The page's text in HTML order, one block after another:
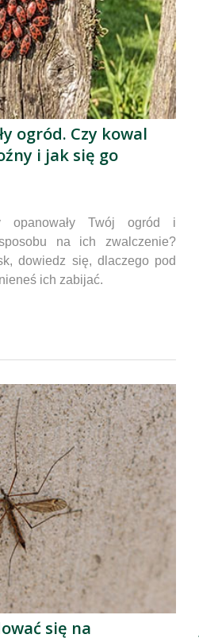
ogród. Czy kowal
i jak się go
opanowały Twój ogród i
na ich zwalczenie?
dowiedz się, dlaczego pod
ich zabijać.
się na